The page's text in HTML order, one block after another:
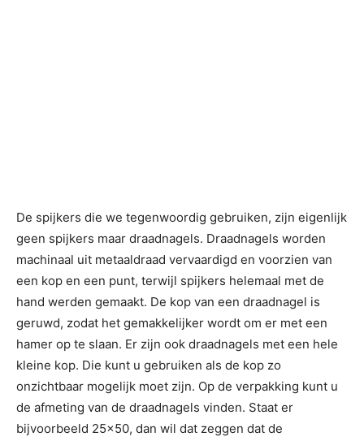
De spijkers die we tegenwoordig gebruiken, zijn eigenlijk
geen spijkers maar draadnagels. Draadnagels worden
machinaal uit metaaldraad vervaardigd en voorzien van
een kop en een punt, terwijl spijkers helemaal met de
hand werden gemaakt. De kop van een draadnagel is
geruwd, zodat het gemakkelijker wordt om er met een
hamer op te slaan. Er zijn ook draadnagels met een hele
kleine kop. Die kunt u gebruiken als de kop zo
onzichtbaar mogelijk moet zijn. Op de verpakking kunt u
de afmeting van de draadnagels vinden. Staat er
bijvoorbeeld 25×50, dan wil dat zeggen dat de